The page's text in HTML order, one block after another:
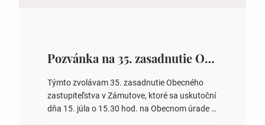
Pozvánka na 35. zasadnutie OZ v Zámutove
Týmto zvolávam 35. zasadnutie Obecného
zastupiteľstva v Zámutove, ktoré sa uskutoční
dňa 15. júla o 15.30 hod. na Obecnom úrade v